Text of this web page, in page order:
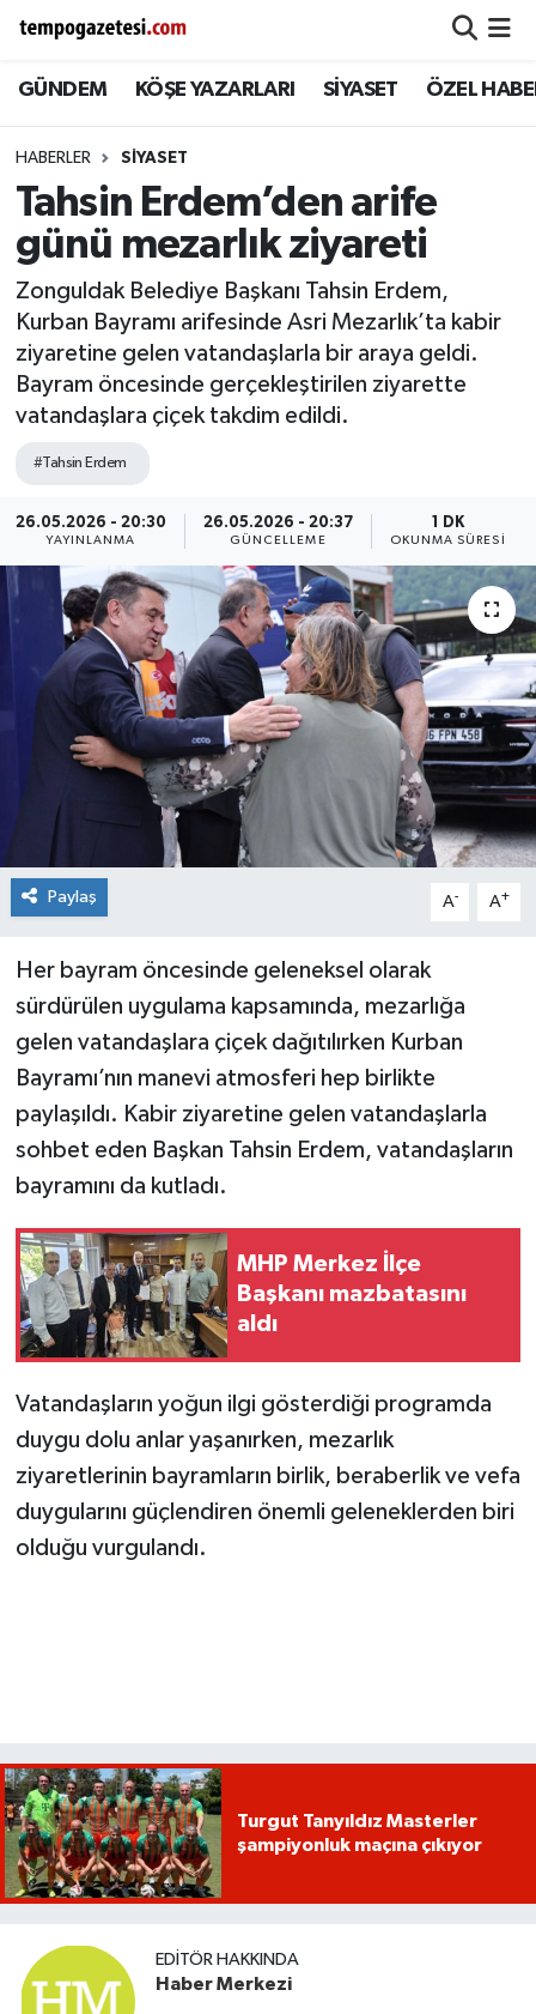
GÜNDEM KÖŞE YAZARLARI SİYASET ÖZEL
HABERLER SIYASET
Tahsin Erdem’den arife
günü mezarlık ziyareti
Zonguldak Belediye Başkanı Tahsin Erdem,
Kurban Bayramı arifesinde Asri Mezarlık’ta kabir
ziyaretine gelen vatandaşlarla bir araya geldi.
Bayram öncesinde gerçekleştirilen ziyarette
vatandaşlara çiçek takdim edildi.
#Tahsin Erdem
26.05.2026 - 20:30
YAYINLANMA
26.05.2026 - 20:37
GÜNCELLEME
1 DK
OKUNMA SÜRESI
Paylaş A- A+
Her bayram öncesinde geleneksel olarak
sürdürülen uygulama kapsamında, mezarlığa
gelen vatandaşlara çiçek dağıtılırken Kurban
Bayramı’nın manevi atmosferi hep birlikte
paylaşıldı. Kabir ziyaretine gelen vatandaşlarla
sohbet eden Başkan Tahsin Erdem, vatandaşların
bayramını da kutladı.
MHP Merkez İlçe
Başkanı mazbatasını
aldı
Vatandaşların yoğun ilgi gösterdiği programda
duygu dolu anlar yaşanırken, mezarlık
ziyaretlerinin bayramların birlik, beraberlik ve vefa
duygularını güçlendiren önemli geleneklerden biri
olduğu vurgulandı.
Turgut Tanyıldız Masterler
şampiyonluk maçına çıkıyor
EDITÖR HAKKINDA
Haber Merkezi
Alaplı
Çaycuma
Devrek
Gökçebey
GÜNDEM
Kilimli
Kozlu
Siyaset
SPOR
YAŞAM
Zonguldak
Zonguldak Nöbetçi Eczaneler
Zonguldak Hava Durumu
Zonguldak Namaz Vakitleri
Süper Lig Puan Durumu ve Fikstür
Tüm Manşetler
Son Dakika Haberleri
Haber Arşivi